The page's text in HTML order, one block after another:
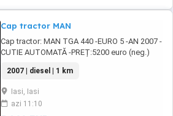
Cap tractor MAN
Cap tractor: MAN TGA 440 -EURO 5 -AN 2007 -
CUTIE AUTOMATĂ -PREȚ:5200 euro (neg.)
2007 | diesel | 1 km
Iasi, Iasi
azi 11:10